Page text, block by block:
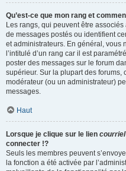
Qu’est-ce que mon rang et
Les rangs, qui peuvent être
de messages postés ou identifient
et administrateurs. En général, vous
l’intitulé d’un rang car il est
poster des messages sur le forum
supérieur. Sur la plupart des forums,
modérateur (ou un administrateur)
messages.
Haut
Lorsque je clique sur le lien courriel
connecter !?
Seuls les membres peuvent
la fonction a été activée par